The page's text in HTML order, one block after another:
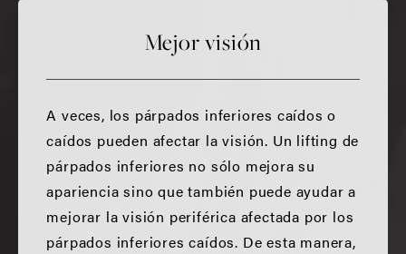
Mejor visión
A veces, los párpados inferiores caídos o
caídos pueden afectar la visión. Un lifting de
párpados inferiores no sólo mejora su
apariencia sino que también puede ayudar a
mejorar la visión periférica afectada por los
párpados inferiores caídos. De esta manera,